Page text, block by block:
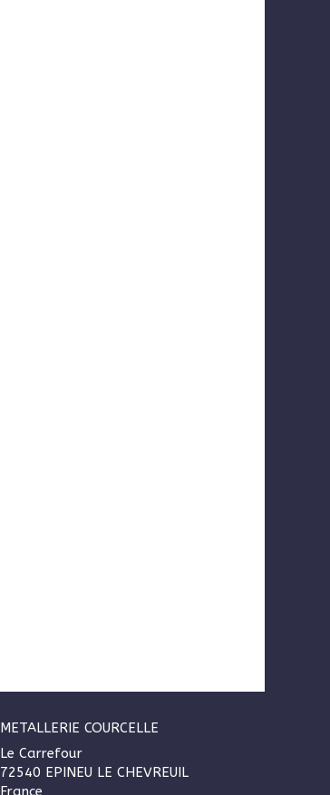
METALLERIE COURCELLE
Le Carrefour
72540 EPINEU LE CHEVREUIL
France